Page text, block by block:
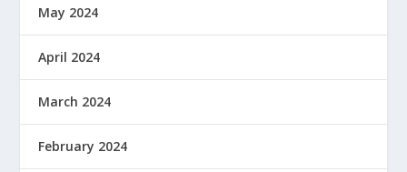
May 2024
April 2024
March 2024
February 2024